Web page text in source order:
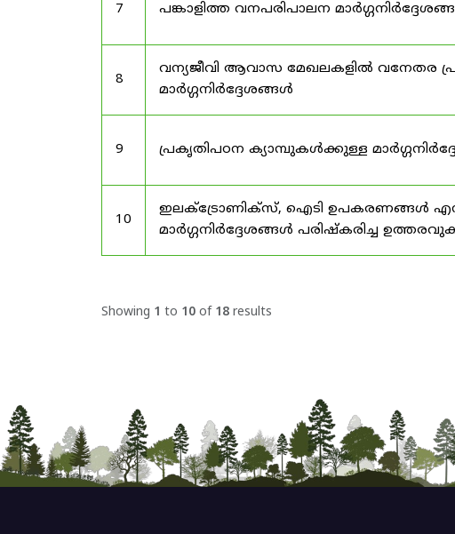
7 പങ്കാളിത്ത വനപരിപാലന
8
വന്യജീവി ആവാസ മേഖലകളിൽ വനേതര
മാർഗ്ഗനിർദ്ദേശങ്ങൾ
9 പ്രകൃതിപഠന ക്യാമ്പുകൾക്കുള്ള
10
ഇലക്‌ട്രോണിക്‌സ്, ഐടി ഉപകരണങ്ങൾ
മാർഗ്ഗനിർദ്ദേശങ്ങൾ പരിഷ്‌കരിച്ച
Showing 1 to 10 of 18 results